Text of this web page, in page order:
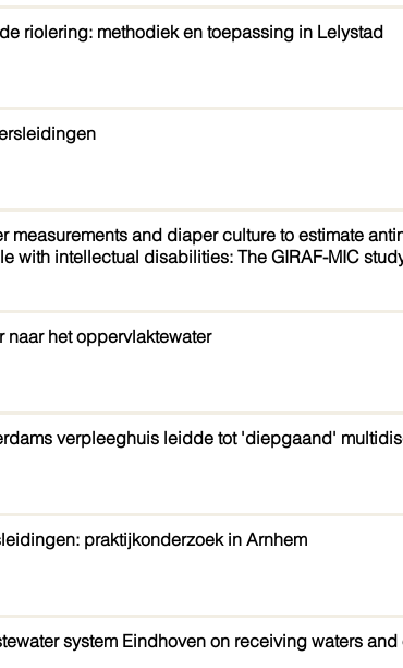
riolering: methodiek en toepassing in Lelystad
measurements and diaper culture to estimate
with intellectual disabilities: The GIRAF-MIC
naar het oppervlaktewater
verpleeghuis leidde tot 'diepgaand'
praktijkonderzoek in Arnhem
system Eindhoven on receiving waters and